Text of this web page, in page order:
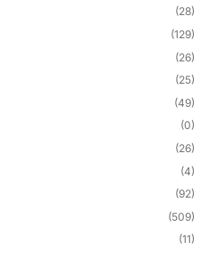
(28)
(129)
(26)
(25)
(49)
(0)
(26)
(4)
(92)
(509)
(11)